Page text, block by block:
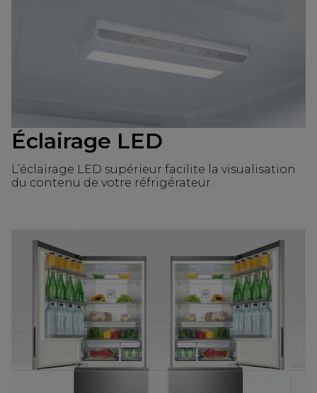
Éclairage LED
L’éclairage LED supérieur facilite la visualisation
du contenu de votre réfrigérateur.